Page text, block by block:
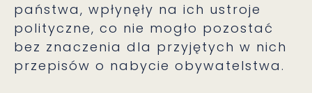
państwa, wpłynęły na ich ustroje
polityczne, co nie mogło pozostać
bez znaczenia dla przyjętych w nich
przepisów o nabycie obywatelstwa.